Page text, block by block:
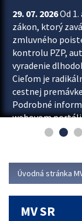
29. 07. 2026Od 1.
zákon, ktorý
zmluvného
kontrolu PZP,
vyradenie
Cieľom je
cestnej
Podrobné
webovom
ktorom od
Úvodná stránka
MV SR